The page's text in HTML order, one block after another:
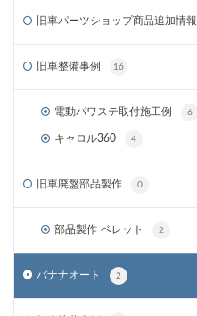
旧車パーツショップ商品追加情報
旧車整備事例 16
電動パワステ取付施工例 6
キャロル360 4
旧車廃盤部品製作 0
部品製作-ベレット 2
バナナオート 2